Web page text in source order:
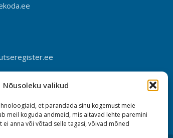
Nõusoleku valikud
et parandada sinu kogemust meie
meil koguda andmeid, mis aitavad lehte paremini
ei anna või võtad selle tagasi, võivad mõned